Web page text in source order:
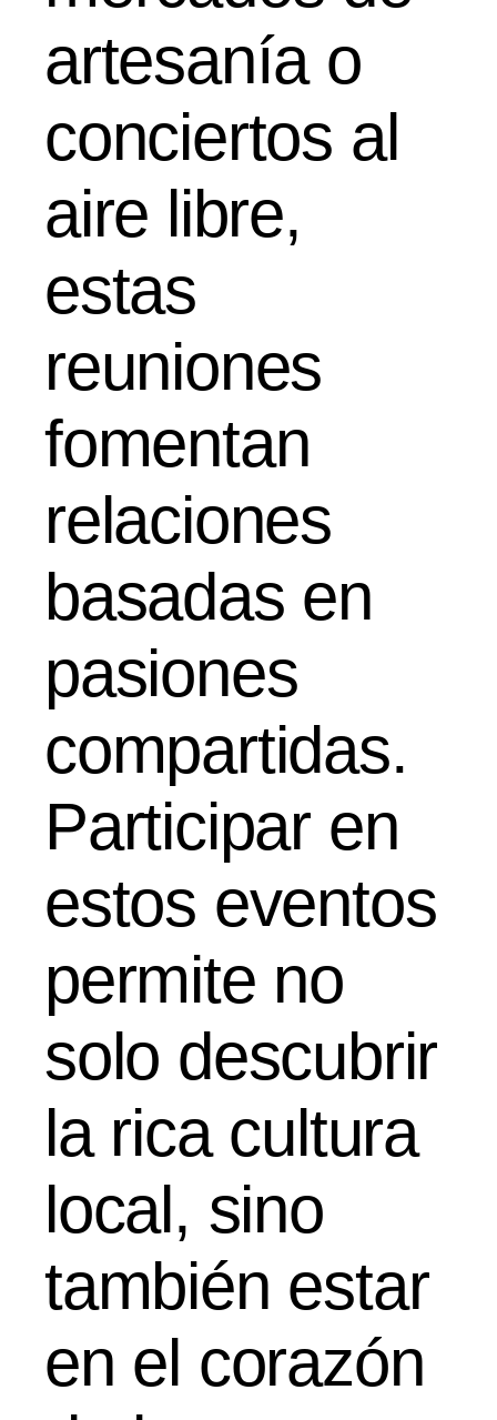
artesanía o
conciertos al
aire libre,
estas
reuniones
fomentan
relaciones
basadas en
pasiones
compartidas.
Participar en
estos eventos
permite no
solo descubrir
la rica cultura
local, sino
también estar
en el corazón